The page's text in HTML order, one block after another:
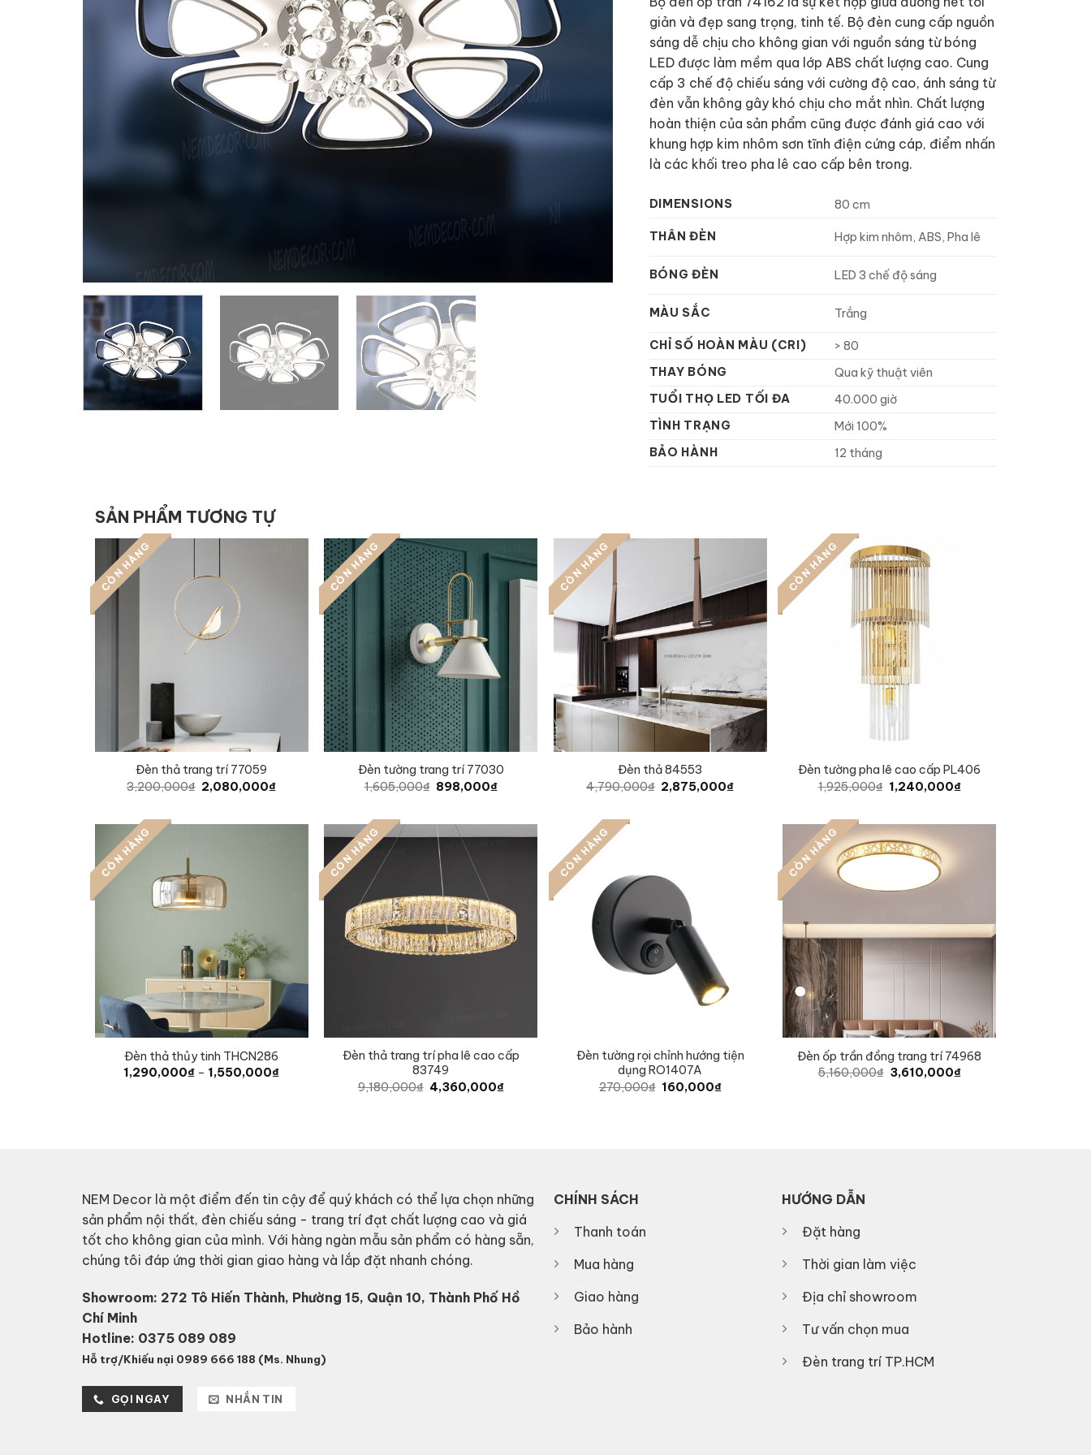
giản và đẹp sang trọng, tinh tế. Bộ đèn cung cấp nguồn
sáng dễ chịu cho không gian với nguồn sáng từ bóng
LED được làm mềm qua lớp ABS chất lượng cao. Cung
cấp 3 chế độ chiếu sáng với cường độ cao, ánh sáng từ
đèn vẫn không gây khó chịu cho mắt nhìn. Chất lượng
hoàn thiện của sản phẩm cũng được đánh giá cao với
khung hợp kim nhôm sơn tĩnh điện cứng cáp, điểm nhấn
là các khối treo pha lê cao cấp bên trong.
DIMENSIONS 80 cm
THÂN ĐÈN Hợp kim nhôm, ABS, Pha lê
BÓNG ĐÈN LED 3 chế độ sáng
MÀU SẮC Trắng
CHỈ SỐ HOÀN MÀU (CRI)
> 80
THAY BÓNG
Qua kỹ thuật viên
TUỔI THỌ LED TỐI ĐA
40.000 giờ
TÌNH TRẠNG
Mới 100%
BẢO HÀNH
12 tháng
SẢN PHẨM TƯƠNG TỰ
CÒN HÀNG
Đèn thả trang trí 77059
3,200,000₫ Original
price
2,080,000₫Current
CÒN HÀNG
Đèn tường trang trí 77030
1,605,000₫ Original
price
898,000₫Current
CÒN HÀNG
Đèn thả 84553
4,790,000₫ Original
price
2,875,000₫Current
CÒN HÀNG
Đèn tường pha lê cao cấp PL406
1,925,000₫ Original
price
1,240,000₫Current
CÒN HÀNG
Đèn thả thủy tinh THCN286
1,290,000₫ – 1,550,000₫Price
CÒN HÀNG
Đèn thả trang trí pha lê cao cấp
83749
9,180,000₫ Original
price
4,360,000₫Current
CÒN HÀNG
Đèn tường rọi chỉnh hướng tiện
dụng RO1407A
270,000₫ Original
price
160,000₫Current
CÒN HÀNG
Đèn ốp trần đồng trang trí 74968
5,160,000₫ Original
price
3,610,000₫Current
NEM Decor là một điểm đến tin cậy để quý khách có thể lựa chọn những
sản phẩm nội thất, đèn chiếu sáng - trang trí đạt chất lượng cao và giá
tốt cho không gian của mình. Với hàng ngàn mẫu sản phẩm có hàng sẵn,
chúng tôi đáp ứng thời gian giao hàng và lắp đặt nhanh chóng.
Showroom: 272 Tô Hiến Thành, Phường 15, Quận 10, Thành Phố Hồ
Chí Minh
Hotline: 0375 089 089
Hỗ trợ/Khiếu nại 0989 666 188 (Ms. Nhung)
GỌI NGAY NHẮN TIN
CHÍNH SÁCH
Thanh toán
Mua hàng
Giao hàng
Bảo hành
HƯỚNG DẪN
Đặt hàng
Thời gian làm việc
Địa chỉ showroom
Tư vấn chọn mua
Đèn trang trí TP.HCM